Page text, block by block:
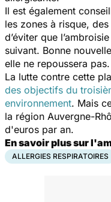
Il est également
les zones à risque,
d’éviter que
suivant. Bonne
elle ne repoussera pas.
La lutte contre cette
des objectifs du
environnement. Mais
la région Auvergne-
d'euros par an.
En savoir plus sur
ALLERGIES RESPIRATOIRES